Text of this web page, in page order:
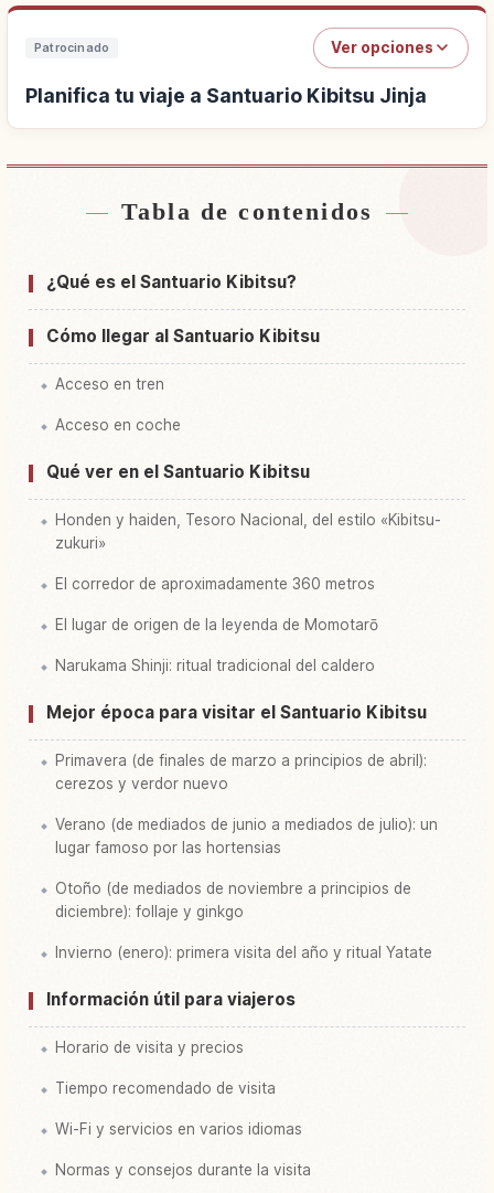
Patrocinado Ver opciones
Planifica tu viaje a Santuario Kibitsu Jinja
Buscar alojamiento cerca de Santuario Kibitsu
Tabla de contenidos
¿Qué es el Santuario Kibitsu?
Cómo llegar al Santuario Kibitsu
Acceso en tren
Acceso en coche
Qué ver en el Santuario Kibitsu
Honden y haiden, Tesoro Nacional, del estilo «Kibitsu-
zukuri»
El corredor de aproximadamente 360 metros
El lugar de origen de la leyenda de Momotarō
Narukama Shinji: ritual tradicional del caldero
Mejor época para visitar el Santuario Kibitsu
Primavera (de finales de marzo a principios de abril):
cerezos y verdor nuevo
Verano (de mediados de junio a mediados de julio): un
lugar famoso por las hortensias
Otoño (de mediados de noviembre a principios de
diciembre): follaje y ginkgo
Invierno (enero): primera visita del año y ritual Yatate
Información útil para viajeros
Horario de visita y precios
Tiempo recomendado de visita
Wi-Fi y servicios en varios idiomas
Normas y consejos durante la visita